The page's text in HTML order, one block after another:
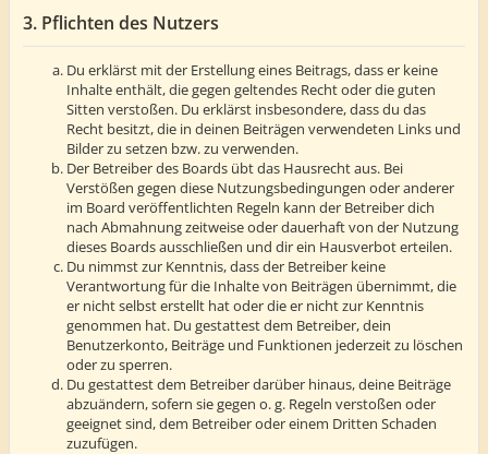
3. Pflichten des Nutzers
Du erklärst mit der Erstellung eines Beitrags, dass er keine
Inhalte enthält, die gegen geltendes Recht oder die guten
Sitten verstoßen. Du erklärst insbesondere, dass du das
Recht besitzt, die in deinen Beiträgen verwendeten Links und
Bilder zu setzen bzw. zu verwenden.
Der Betreiber des Boards übt das Hausrecht aus. Bei
Verstößen gegen diese Nutzungsbedingungen oder anderer
im Board veröffentlichten Regeln kann der Betreiber dich
nach Abmahnung zeitweise oder dauerhaft von der Nutzung
dieses Boards ausschließen und dir ein Hausverbot erteilen.
Du nimmst zur Kenntnis, dass der Betreiber keine
Verantwortung für die Inhalte von Beiträgen übernimmt, die
er nicht selbst erstellt hat oder die er nicht zur Kenntnis
genommen hat. Du gestattest dem Betreiber, dein
Benutzerkonto, Beiträge und Funktionen jederzeit zu löschen
oder zu sperren.
Du gestattest dem Betreiber darüber hinaus, deine Beiträge
abzuändern, sofern sie gegen o. g. Regeln verstoßen oder
geeignet sind, dem Betreiber oder einem Dritten Schaden
zuzufügen.